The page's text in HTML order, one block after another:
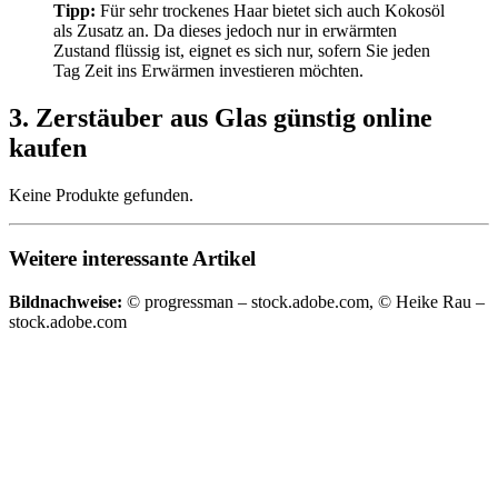
Tipp: Für sehr trockenes Haar bietet sich auch Kokosöl
als Zusatz an. Da dieses jedoch nur in erwärmten
Zustand flüssig ist, eignet es sich nur, sofern Sie jeden
Tag Zeit ins Erwärmen investieren möchten.
3. Zerstäuber aus Glas günstig online
kaufen
Keine Produkte gefunden.
Weitere interessante Artikel
Bildnachweise: © progressman – stock.adobe.com, © Heike Rau –
stock.adobe.com